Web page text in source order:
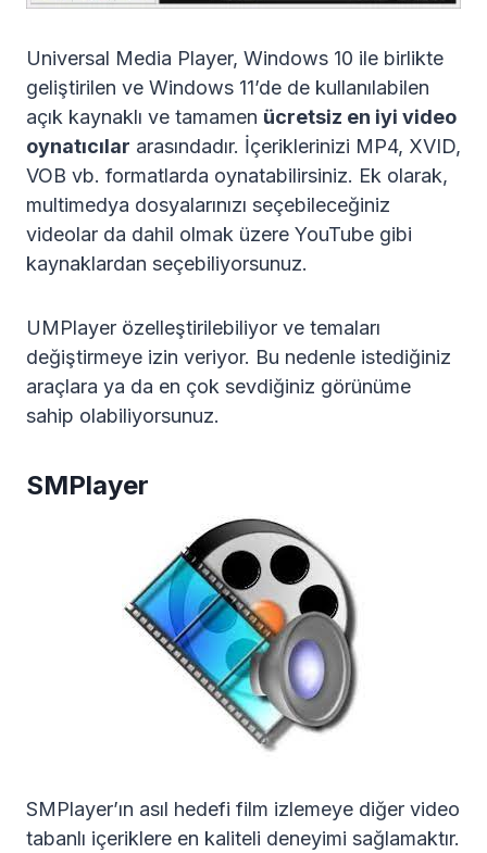
Universal Media Player, Windows 10 ile birlikte
geliştirilen ve Windows 11’de de kullanılabilen
açık kaynaklı ve tamamen ücretsiz en iyi video
oynatıcılar arasındadır. İçeriklerinizi MP4, XVID,
VOB vb. formatlarda oynatabilirsiniz. Ek olarak,
multimedya dosyalarınızı seçebileceğiniz
videolar da dahil olmak üzere YouTube gibi
kaynaklardan seçebiliyorsunuz.
UMPlayer özelleştirilebiliyor ve temaları
değiştirmeye izin veriyor. Bu nedenle istediğiniz
araçlara ya da en çok sevdiğiniz görünüme
sahip olabiliyorsunuz.
SMPlayer
SMPlayer’ın asıl hedefi film izlemeye diğer video
tabanlı içeriklere en kaliteli deneyimi sağlamaktır.